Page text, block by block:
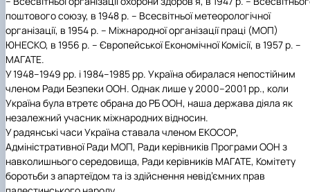
поштового союзу, в 1948 р. – Всесвітньої метеорологічної
організації, в 1954 р. – Міжнародної організації праці (МОП)
ЮНЕСКО, в 1956 р. – Європейської Економічної Комісії, в 1957 р. –
МАГАТЕ.
У 1948–1949 рр. і 1984–1985 рр. Україна обиралася непостійним
членом Ради Безпеки ООН. Однак лише у 2000–2001 рр., коли
Україна була втретє обрана до РБ ООН, наша держава діяла як
незалежний учасник міжнародних відносин.
У радянські часи Україна ставала членом ЕКОСОР,
Адміністративної Ради МОП, Ради керівників Програми ООН з
навколишнього середовища, Ради керівників МАГАТЕ, Комітету
боротьби з апартеїдом та із здійснення невід’ємних прав